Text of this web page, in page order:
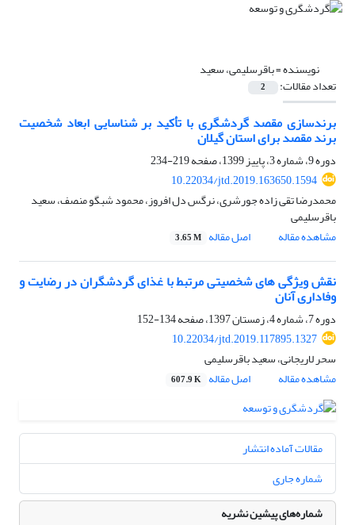
نویسنده =باقرسلیمی، سعید
تعداد مقالات: 2
برندسازی مقصد گردشگری با تأکید بر شناسایی ابعاد شخصیت
برند مقصد برای استان گیلان
دوره 9، شماره 3، پاییز 1399، صفحه
219-234
10.22034/jtd.2019.163650.1594
محمدرضا تقی زاده جورشری، نرگس دل افروز، محمود شبگو منصف، سعید
باقرسلیمی
مشاهده مقاله
اصل مقاله 3.65 M
نقش ویژگی های شخصیتی مرتبط با غذای گردشگران در رضایت و
وفاداری آنان
دوره 7، شماره 4، زمستان 1397، صفحه
134-152
10.22034/jtd.2019.117895.1327
سحر لاریجانی، سعید باقرسلیمی
مشاهده مقاله
اصل مقاله 607.9 K
مقالات آماده انتشار
شماره جاری
شماره‌های پیشین نشریه